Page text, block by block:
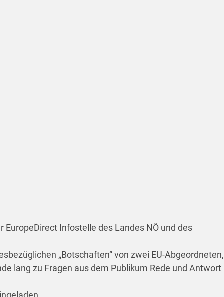
Infostelle des Landes NÖ und des
„Botschaften“ von zwei EU-Abgeordneten,
lang zu Fragen aus dem Publikum Rede und Antwort